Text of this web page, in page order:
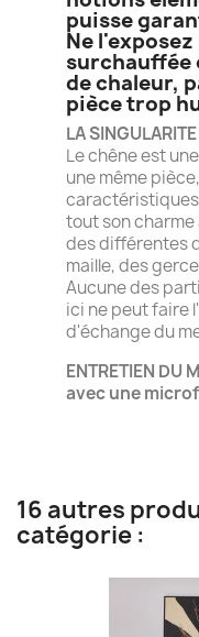
puisse
Ne
surchauffée
de chaleur,
pièce trop
LA
Le chêne est
une même
tout son charme
des différentes
maille, des
Aucune des
ici ne peut faire
d'échange du
ENTRETIEN DU
avec une
16 autres
catégorie :